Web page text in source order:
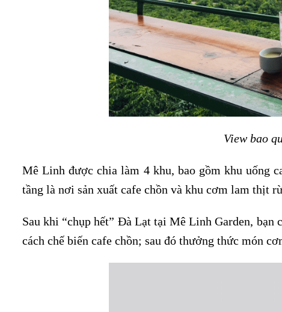
View bao
Mê Linh được chia làm 4 khu, bao gồm khu uống
tầng là nơi sản xuất cafe chồn và khu cơm lam thịt
Sau khi “chụp hết” Đà Lạt tại Mê Linh Garden, bạn
cách chế biến cafe chồn; sau đó thưởng thức món